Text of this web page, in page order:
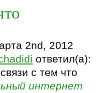
2nd, 2012
ответил(а):
с тем что
интернет